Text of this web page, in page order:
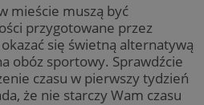
mieście muszą być
przygotowane przez
się świetną alternatywą
obóz sportowy. Sprawdźcie
czasu w pierwszy tydzień
że nie starczy Wam czasu